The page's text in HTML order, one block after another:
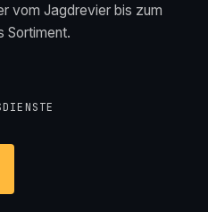
vom Jagdrevier bis zum
Sortiment.